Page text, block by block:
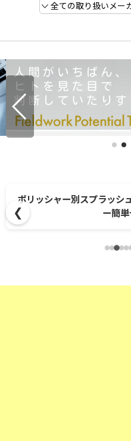
全ての取り扱いメー
ポリッシャー別スプラッシ
ー簡
❮